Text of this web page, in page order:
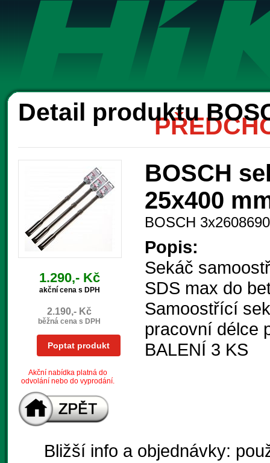
Detail produktu
1.290,- Kč
akční cena s DPH
2.190,- Kč
běžná cena s DPH
Poptat produkt
Akční nabídka platná do
odvolání nebo do vyprodání.
BOSCH
25x400
BOSCH
Popis:
Sekáč
SDS max do
Samoostřící
pracovní délce
BALENÍ 3 KS
Bližší info a objednávky: